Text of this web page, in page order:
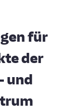
für
der
und